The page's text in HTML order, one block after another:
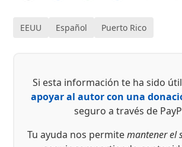
EEUU Español Puerto Rico
Si esta información te ha sido
apoyar al autor con una
seguro a través de
Tu ayuda nos permitemantener el